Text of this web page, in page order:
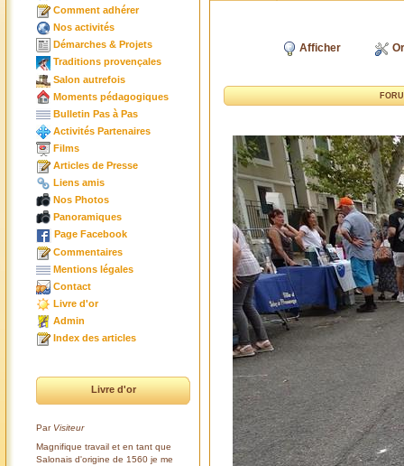
Comment adhérer
Nos activités
Démarches & Projets
Traditions provençales
Salon autrefois
Moments pédagogiques
Bulletin Pas à Pas
Activités Partenaires
Films
Articles de Presse
Liens amis
Nos Photos
Panoramiques
Page Facebook
Commentaires
Mentions légales
Contact
Livre d'or
Admin
Index des articles
Livre d'or
Par Visiteur
Magnifique travail et en tant que
Salonais d'origine de 1560 je me
Afficher